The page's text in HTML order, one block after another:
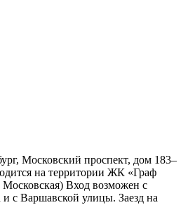
Московский проспект, дом 183–
на территории ЖК «Граф
Вход возможен с
и с Варшавской улицы. Заезд на